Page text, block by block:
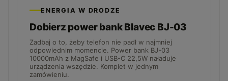
ENERGIA W DRODZE
Dobierz power bank Blavec BJ-03
Zadbaj o to, żeby telefon nie padł w najmniej
odpowiednim momencie. Power bank BJ-03
10000mAh z MagSafe i USB-C 22,5W naładuje
urządzenia wszędzie. Komplet w jednym
zamówieniu.